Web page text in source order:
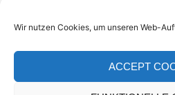
Wir nutzen Cookies, um unseren Web-
ACCEPT